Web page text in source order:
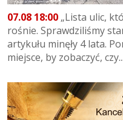
07.08 18:00 „Lista ulic,
rośnie. Sprawdziliśmy
artykułu minęły 4 lata.
miejsce, by zobaczyć, czy...